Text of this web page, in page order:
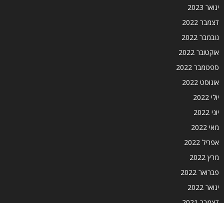
ינואר 2023
דצמבר 2022
נובמבר 2022
אוקטובר 2022
ספטמבר 2022
אוגוסט 2022
יולי 2022
יוני 2022
מאי 2022
אפריל 2022
מרץ 2022
פברואר 2022
ינואר 2022